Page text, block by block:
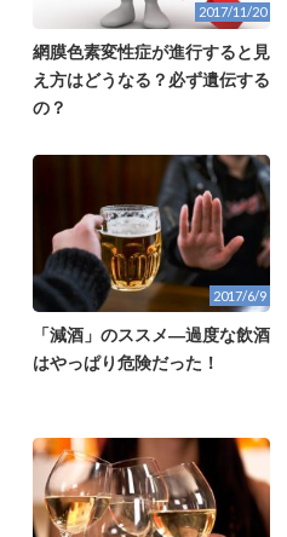
2017/11/20
網膜色素変性症が進行すると見
え方はどうなる？必ず遺伝する
の？
2017/6/9
「減酒」のススメ―過度な飲酒
はやっぱり危険だった！